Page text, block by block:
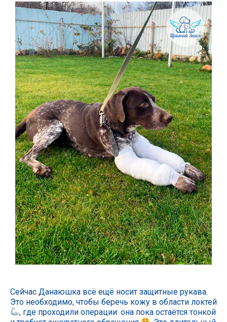
Сейчас Данаюшка всё ещё носит защитные рукава.
Это необходимо, чтобы беречь кожу в области локтей
, где проходили операции: она пока остаётся тонкой